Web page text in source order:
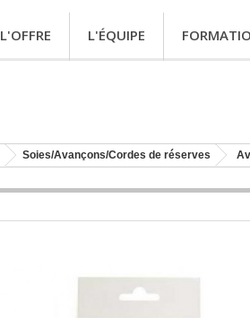
L'OFFRE L'ÉQUIPE
Soies/Avançons/Cordes de réserves